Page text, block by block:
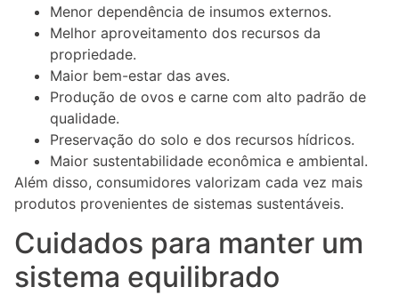
Menor dependência de insumos externos.
Melhor aproveitamento dos recursos da
propriedade.
Maior bem-estar das aves.
Produção de ovos e carne com alto padrão de
qualidade.
Preservação do solo e dos recursos hídricos.
Maior sustentabilidade econômica e ambiental.
Além disso, consumidores valorizam cada vez mais
produtos provenientes de sistemas sustentáveis.
Cuidados para manter um
sistema equilibrado